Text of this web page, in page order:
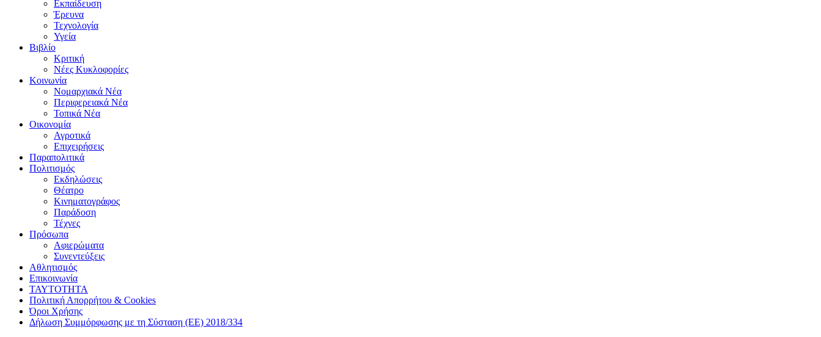
Εκπαίδευση
Έρευνα
Τεχνολογία
Υγεία
Βιβλίο
Κριτική
Νέες Κυκλοφορίες
Κοινωνία
Νομαρχιακά Νέα
Περιφερειακά Νέα
Τοπικά Νέα
Οικονομία
Αγροτικά
Επιχειρήσεις
Παραπολιτικά
Πολιτισμός
Εκδηλώσεις
Θέατρο
Κινηματογράφος
Παράδοση
Τέχνες
Πρόσωπα
Αφιερώματα
Συνεντεύξεις
Αθλητισμός
Επικοινωνία
ΤΑΥΤΟΤΗΤΑ
Πολιτική Απορρήτου & Cookies
Όροι Χρήσης
Δήλωση Συμμόρφωσης με τη Σύσταση (ΕΕ) 2018/334